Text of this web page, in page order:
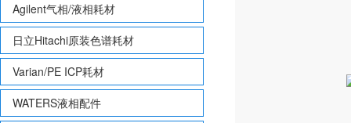
Agilent气相/液相耗材
日立Hitachi原装色谱耗材
Varian/PE ICP耗材
WATERS液相配件